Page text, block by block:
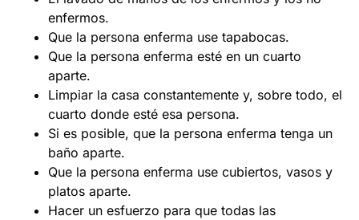
enfermos.
Que la persona enferma use tapabocas.
Que la persona enferma esté en un cuarto
aparte.
Limpiar la casa constantemente y, sobre todo, el
cuarto donde esté esa persona.
Si es posible, que la persona enferma tenga un
baño aparte.
Que la persona enferma use cubiertos, vasos y
platos aparte.
Hacer un esfuerzo para que todas las